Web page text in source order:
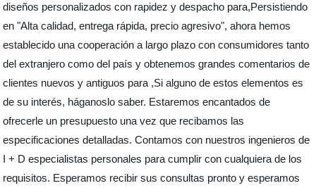
diseños personalizados con rapidez y despacho para,Persistiendo
en "Alta calidad, entrega rápida, precio agresivo", ahora hemos
establecido una cooperación a largo plazo con consumidores tanto
del extranjero como del país y obtenemos grandes comentarios de
clientes nuevos y antiguos para ,Si alguno de estos elementos es
de su interés, háganoslo saber. Estaremos encantados de
ofrecerle un presupuesto una vez que recibamos las
especificaciones detalladas. Contamos con nuestros ingenieros de
I + D especialistas personales para cumplir con cualquiera de los
requisitos. Esperamos recibir sus consultas pronto y esperamos